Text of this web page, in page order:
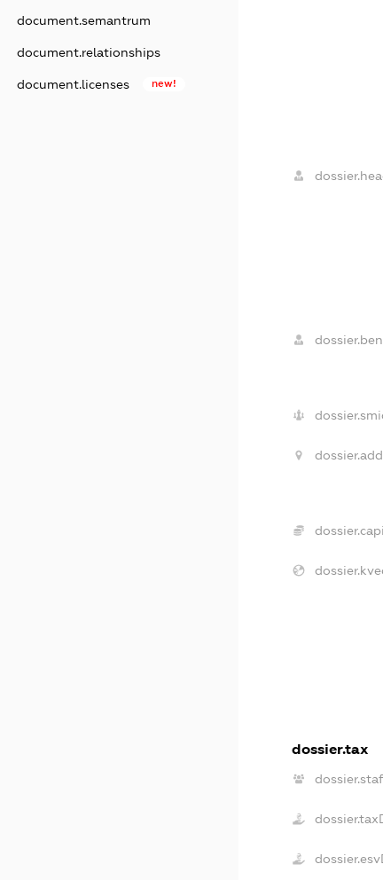
document.semantrum
document.relationships
document.licenses new!
dossier.tax